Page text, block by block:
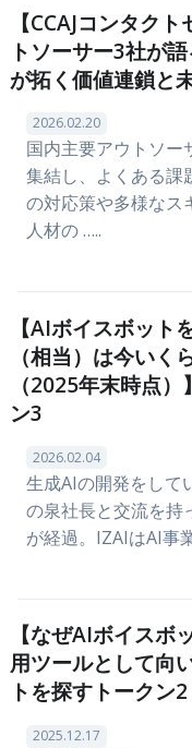
【CCAJコンタク
トソーサー3社が
が拓く価値連鎖と
2026.02.20
国内主要アウトソー
集結し、よくある
の対応策や多様なス
人材の …..
【AIボイスボット
（相当）は今いく
（2025年末時点
ン3
2026.02.04
生成AIの開発をして
の泉社長と交流を持
が経過。IZAIはAI事
【なぜAIボイス
用ツールとして向
トを探すトークン2
2025.12.17